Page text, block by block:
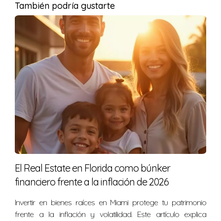
Aprovecha esta oportunidad y explora las
posibilidades que te ofrece el mercado
inmobiliario de Miami.
Preguntas frecuentes
¿Qué es el financiamiento basado en la renta
(DSCR)?
El DSCR es un método que permite calificar para un
préstamo inmobiliario usando únicamente los ingresos
por alquiler que genera la propiedad, sin considerar
otros ingresos del solicitante.
¿Quiénes pueden beneficiarse del DSCR?
historial crediticio limitado que desean adquirir
propiedades en mercados competitivos como Miami.
También podría gustarte
El Real Estate en Florida como búnker
financiero frente a la inflación de 2026
Invertir en bienes raíces en Miami protege tu patrimonio
frente a la inflación y volatilidad. Este artículo explica